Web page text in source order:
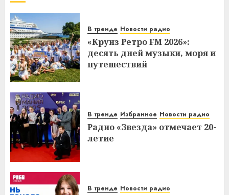
В тренде Новости радио
«Круиз Ретро FM 2026»:
десять дней музыки, моря и
путешествий
В тренде Избранное Новости радио
Радио «Звезда» отмечает 20-
летие
В тренде Новости радио